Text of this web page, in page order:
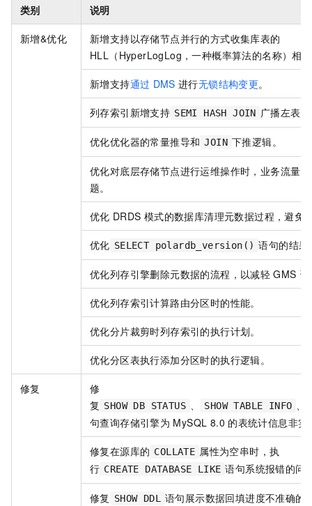
类别 说明
新增&优化
新增支持以存储节点并行的方式收集库表的
HLL（HyperLogLog，一种概率算法的名称）相
新增支持通过 DMS 进行无锁结构变更。
列存索引新增支持 SEMI HASH JOIN 广播左表。
优化优化器的常量推导和 JOIN 下推逻辑。
优化对底层存储节点进行运维操作时，业务流量
题。
优化 DRDS 模式的数据库清理元数据过程，避免
优化 SELECT polardb_version() 语句的结果
优化列存引擎删除元数据的流程，以减轻 GMS
优化列存索引计算路由分区时的性能。
优化分片裁剪时列存索引的执行计划。
优化分区表执行添加分区时的执行逻辑。
修复
修
复 SHOW DB STATUS 、 SHOW TABLE INFO 、
句查询存储引擎为 MySQL 8.0 的表统计信息非实
修复在源库的 COLLATE 属性为空串时，执
行 CREATE DATABASE LIKE 语句系统报错的问
修复 SHOW DDL 语句展示数据回填进度不准确的